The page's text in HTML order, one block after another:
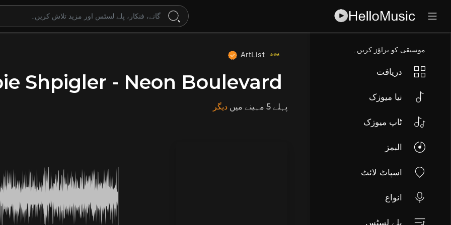
موسیقی کو براؤز کریں۔
دریافت
نیا میوزک
ٹاپ میوزک
البمز
اسپاٹ لائٹ
انواع
پلے لسٹس
ArtList
Shpigler - Neon Boulevard
پہلے 5 مہینے میں دیگر